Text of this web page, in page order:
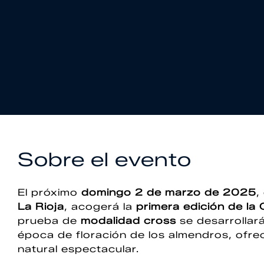
Sobre el evento
El próximo domingo 2 de marzo de 2025,
La Rioja, acogerá la primera edición de la
prueba de modalidad cross se
época de floración de los almendros,
natural espectacular.